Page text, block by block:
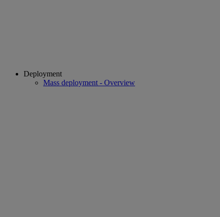
Deployment
Mass deployment - Overview